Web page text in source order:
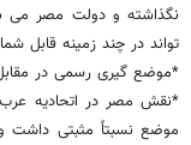
نگذاشته و دولت مصر می
تواند در چند زمینه قابل
*موضع گیری رسمی در
*نقش مصر در اتحادیه عرب
موضع نسبتاً مثبتی داشت